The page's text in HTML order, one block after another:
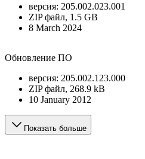
версия: 205.002.023.001
ZIP файл, 1.5 GB
8 March 2024
Обновление ПО
версия: 205.002.123.000
ZIP файл, 268.9 kB
10 January 2012
Показать больше